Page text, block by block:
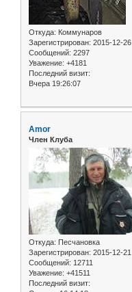
Откуда: Коммунаров
Зарегистрирован: 2015-12-26
Сообщений: 2297
Уважение: +4181
Последний визит:
Вчера 19:26:07
Amor
Член Клуба
Откуда: Песчановка
Зарегистрирован: 2015-12-21
Сообщений: 12711
Уважение: +41511
Последний визит: